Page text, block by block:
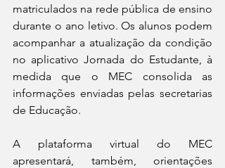
matriculados na rede pública de ensino
durante o ano letivo. Os alunos podem
acompanhar a atualização da condição
no aplicativo Jornada do Estudante, à
medida que o MEC consolida as
informações enviadas pelas secretarias
de Educação.
A plataforma virtual do MEC
apresentará, também, orientações